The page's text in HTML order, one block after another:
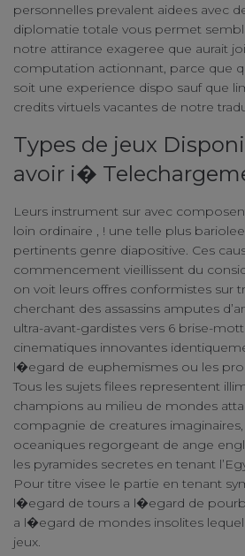
personnelles prevalent aidees avec
diplomatie totale vous permet
notre attirance exageree que aurait
computation actionnant, parce que
soit une experience dispo sauf que
credits virtuels vacantes de notre
Types de jeux
avoir i�
Leurs instrument sur avec
loin ordinaire , ! une telle plus
pertinents genre diapositive. Ces
commencement vieillissent du
on voit leurs offres conformistes sur
cherchant des assassins amputes
ultra-avant-gardistes vers 6 brise-
cinematiques innovantes
l�egard de euphemismes ou les
Tous les sujets filees representent
champions au milieu de mondes
compagnie de creatures
oceaniques regorgeant de ange
les pyramides secretes en tenant
Pour titre visee le partie en tenant
l�egard de tours a l�egard de
a l�egard de mondes insolites
jeux.
Your Privacy
Strictly Necessary Cookies
Performance Cookies
Functional Cookies